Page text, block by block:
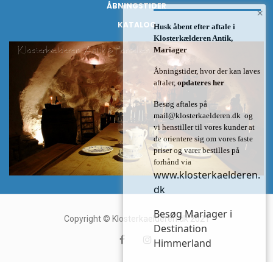
ÅBNINGSTIDER
KATALOG
Copyright © Klosterkaelderen.dk 2021
×
Husk åbent efter aftale i
Klosterkælderen Antik,
Mariager
Åbningstider, hvor der kan laves
aftaler, opdateres her
Besøg aftales på
mail@klosterkaelderen.dk og
vi henstiller til vores kunder at
de orientere sig om vores faste
priser og varer bestilles på
forhånd via
www.klosterkaelderen.
dk
Besøg Mariager i
Destination
Himmerland